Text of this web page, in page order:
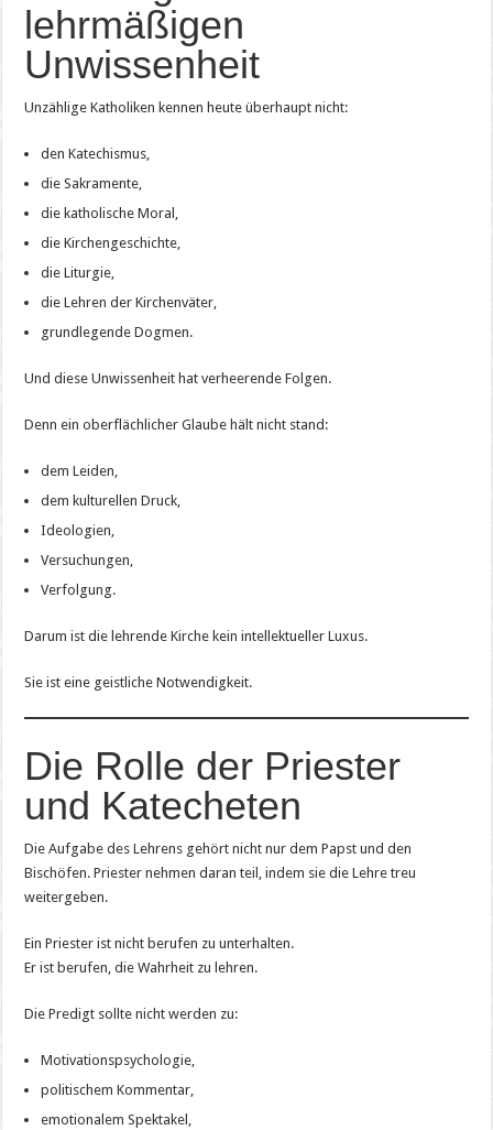
lehrmäßigen
Unwissenheit
Unzählige Katholiken kennen heute überhaupt nicht:
den Katechismus,
die Sakramente,
die katholische Moral,
die Kirchengeschichte,
die Liturgie,
die Lehren der Kirchenväter,
grundlegende Dogmen.
Und diese Unwissenheit hat verheerende Folgen.
Denn ein oberflächlicher Glaube hält nicht stand:
dem Leiden,
dem kulturellen Druck,
Ideologien,
Versuchungen,
Verfolgung.
Darum ist die lehrende Kirche kein intellektueller Luxus.
Sie ist eine geistliche Notwendigkeit.
Die Rolle der Priester
und Katecheten
Die Aufgabe des Lehrens gehört nicht nur dem Papst und den
Bischöfen. Priester nehmen daran teil, indem sie die Lehre treu
weitergeben.
Ein Priester ist nicht berufen zu unterhalten.
Er ist berufen, die Wahrheit zu lehren.
Die Predigt sollte nicht werden zu:
Motivationspsychologie,
politischem Kommentar,
emotionalem Spektakel,